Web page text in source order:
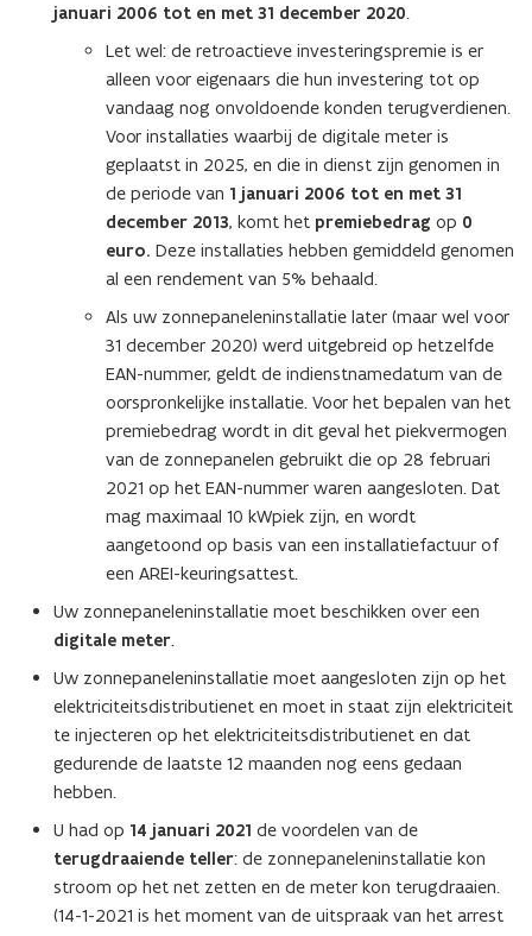
januari 2006 tot en met 31 december 2020.
Let wel: de retroactieve investeringspremie is er
alleen voor eigenaars die hun investering tot op
vandaag nog onvoldoende konden terugverdienen.
Voor installaties waarbij de digitale meter is
geplaatst in 2025, en die in dienst zijn genomen in
de periode van 1 januari 2006 tot en met 31
december 2013, komt het premiebedrag op 0
euro. Deze installaties hebben gemiddeld genomen
al een rendement van 5% behaald.
Als uw zonnepaneleninstallatie later (maar wel voor
31 december 2020) werd uitgebreid op hetzelfde
EAN-nummer, geldt de indienstnamedatum van de
oorspronkelijke installatie. Voor het bepalen van het
premiebedrag wordt in dit geval het piekvermogen
van de zonnepanelen gebruikt die op 28 februari
2021 op het EAN-nummer waren aangesloten. Dat
mag maximaal 10 kWpiek zijn, en wordt
aangetoond op basis van een installatiefactuur of
een AREI-keuringsattest.
Uw zonnepaneleninstallatie moet beschikken over een
digitale meter.
Uw zonnepaneleninstallatie moet aangesloten zijn op het
elektriciteitsdistributienet en moet in staat zijn elektriciteit
te injecteren op het elektriciteitsdistributienet en dat
gedurende de laatste 12 maanden nog eens gedaan
hebben.
U had op 14 januari 2021 de voordelen van de
terugdraaiende teller: de zonnepaneleninstallatie kon
stroom op het net zetten en de meter kon terugdraaien.
(14-1-2021 is het moment van de uitspraak van het arrest